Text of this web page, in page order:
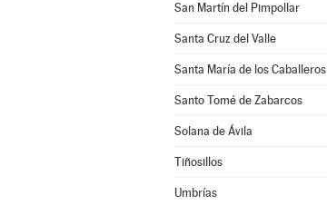
San Martín del Pimpollar
Santa Cruz del Valle
Santa María de los Caballeros
Santo Tomé de Zabarcos
Solana de Ávila
Tiñosillos
Umbrías